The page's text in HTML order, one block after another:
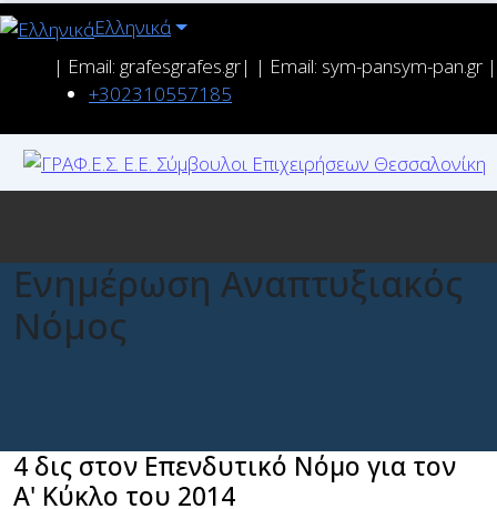
Ελληνικά
| Email: grafesgrafes.gr| | Email: sym-pansym-pan.gr |
+302310557185
Ενημέρωση Αναπτυξιακός
Νόμος
4 δις στον Επενδυτικό Νόμο για τον
Α' Κύκλο του 2014